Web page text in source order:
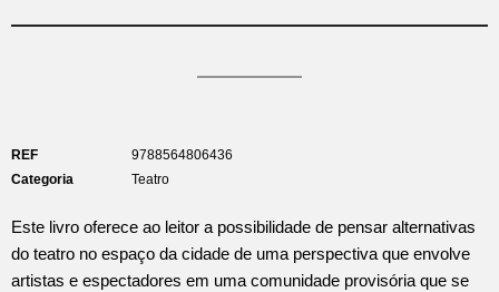
REF
9788564806436
Categoria
Teatro
Este livro oferece ao leitor a possibilidade de pensar alternativas
do teatro no espaço da cidade de uma perspectiva que envolve
artistas e espectadores em uma comunidade provisória que se